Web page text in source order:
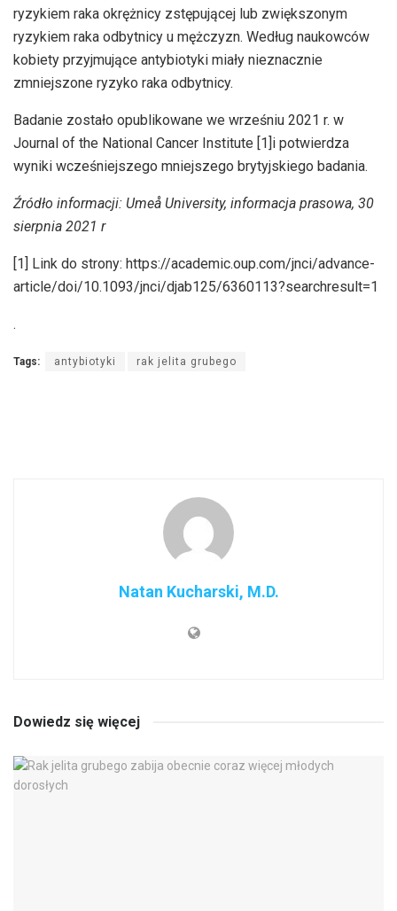
ryzykiem raka okrężnicy zstępującej lub zwiększonym
ryzykiem raka odbytnicy u mężczyzn. Według naukowców
kobiety przyjmujące antybiotyki miały nieznacznie
zmniejszone ryzyko raka odbytnicy.
Badanie zostało opublikowane we wrześniu 2021 r. w
Journal of the National Cancer Institute [1]i potwierdza
wyniki wcześniejszego mniejszego brytyjskiego badania.
Źródło informacji: Umeå University, informacja prasowa, 30
sierpnia 2021 r
[1] Link do strony: https://academic.oup.com/jnci/advance-
article/doi/10.1093/jnci/djab125/6360113?searchresult=1
.
Tags: antybiotyki rak jelita grubego
Natan Kucharski, M.D.
Dowiedz się więcej